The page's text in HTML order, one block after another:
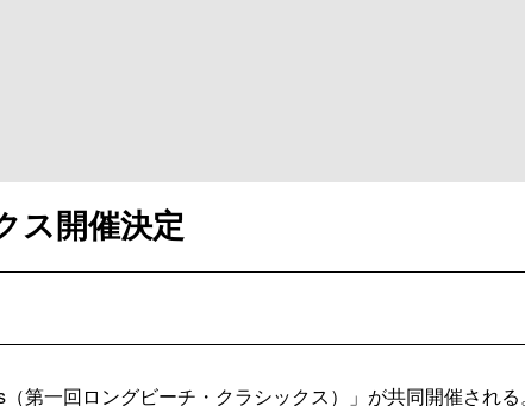
ス開催決定
第一回ロングビーチ・クラシックス）」が共同開催される